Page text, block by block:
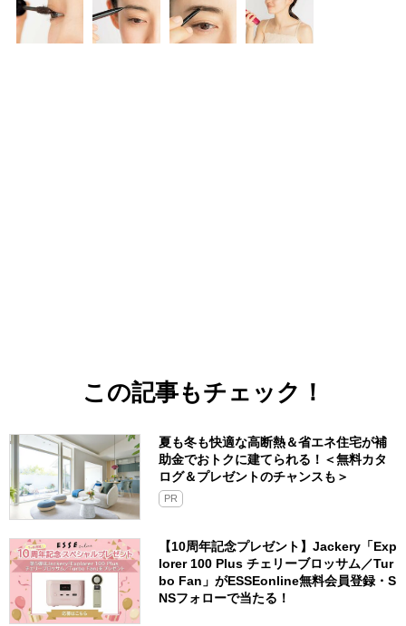
この記事もチェック！
夏も冬も快適な高断熱＆省エネ住宅が補
助金でおトクに建てられる！＜無料カタ
ログ＆プレゼントのチャンスも＞
PR
【10周年記念プレゼント】Jackery「Exp
lorer 100 Plus チェリーブロッサム／Tur
bo Fan」がESSEonline無料会員登録・S
NSフォローで当たる！